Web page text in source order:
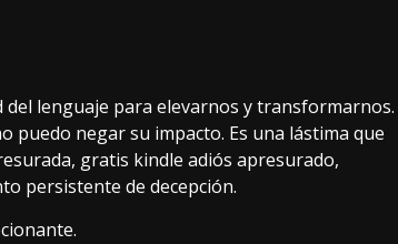
del lenguaje para elevarnos y transformarnos.
puedo negar su impacto. Es una lástima que
gratis kindle adiós apresurado,
persistente de decepción.